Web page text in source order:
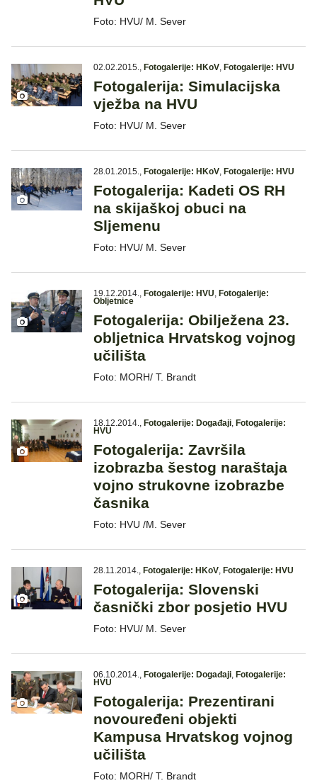
Foto: HVU/ M. Sever
02.02.2015., Fotogalerije: HKoV, Fotogalerije: HVU
Fotogalerija: Simulacijska
vježba na HVU
Foto: HVU/ M. Sever
28.01.2015., Fotogalerije: HKoV, Fotogalerije: HVU
Fotogalerija: Kadeti OS RH
na skijaškoj obuci na
Sljemenu
Foto: HVU/ M. Sever
19.12.2014., Fotogalerije: HVU, Fotogalerije:
Obljetnice
Fotogalerija: Obilježena 23.
obljetnica Hrvatskog vojnog
učilišta
Foto: MORH/ T. Brandt
18.12.2014., Fotogalerije: Događaji, Fotogalerije:
HVU
Fotogalerija: Završila
izobrazba šestog naraštaja
vojno strukovne izobrazbe
časnika
Foto: HVU /M. Sever
28.11.2014., Fotogalerije: HKoV, Fotogalerije: HVU
Fotogalerija: Slovenski
časnički zbor posjetio HVU
Foto: HVU/ M. Sever
06.10.2014., Fotogalerije: Događaji, Fotogalerije:
HVU
Fotogalerija: Prezentirani
novouređeni objekti
Kampusa Hrvatskog vojnog
učilišta
Foto: MORH/ T. Brandt